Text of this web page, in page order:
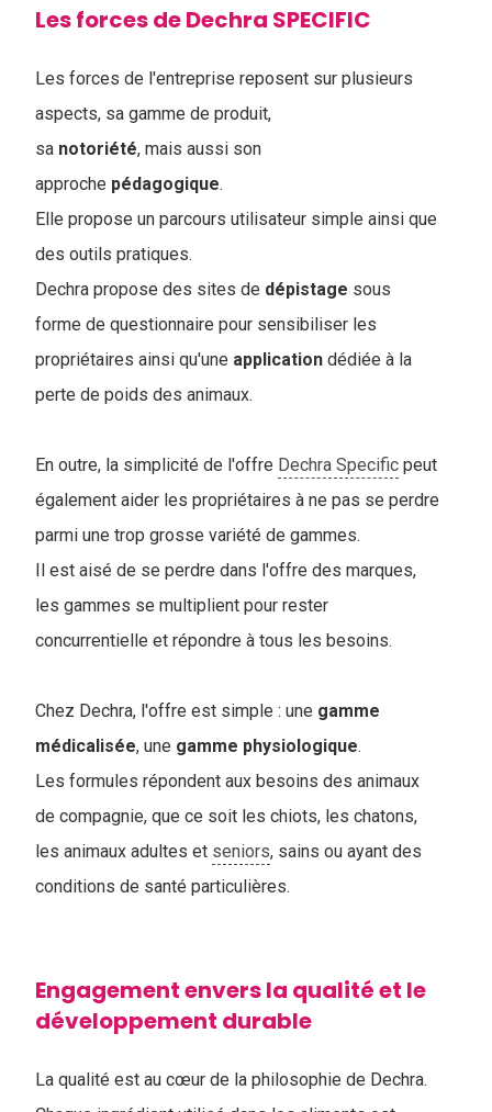
Les forces de Dechra SPECIFIC
Les forces de l'entreprise reposent sur plusieurs
aspects, sa gamme de produit,
sa notoriété, mais aussi son
approche pédagogique.
Elle propose un parcours utilisateur simple ainsi que
des outils pratiques.
Dechra propose des sites de dépistage sous
forme de questionnaire pour sensibiliser les
propriétaires ainsi qu'une application dédiée à la
perte de poids des animaux.
En outre, la simplicité de l'offre Dechra Specific peut
également aider les propriétaires à ne pas se perdre
parmi une trop grosse variété de gammes.
Il est aisé de se perdre dans l'offre des marques,
les gammes se multiplient pour rester
concurrentielle et répondre à tous les besoins.
Chez Dechra, l'offre est simple : une gamme
médicalisée, une gamme physiologique.
Les formules répondent aux besoins des animaux
de compagnie, que ce soit les chiots, les chatons,
les animaux adultes et seniors, sains ou ayant des
conditions de santé particulières.
Engagement envers la qualité et le
développement durable
La qualité est au cœur de la philosophie de Dechra.